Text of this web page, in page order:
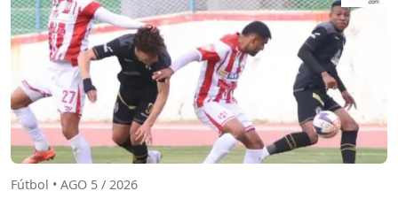
Fútbol • AGO 5 / 2026